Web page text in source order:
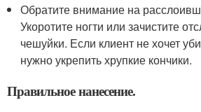
Обратите внимание на
Укоротите ногти или зачистите
чешуйки. Если клиент не хочет
нужно укрепить хрупкие кончики.
Правильное нанесение.